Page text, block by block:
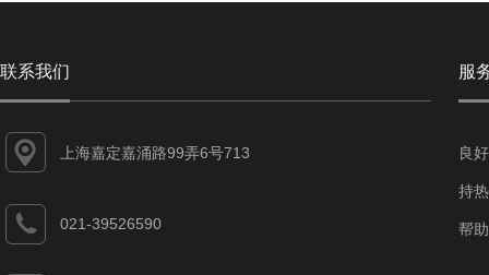
联系我们
上海嘉定嘉涌路99弄6号713
021-39526590
服
良
持
帮